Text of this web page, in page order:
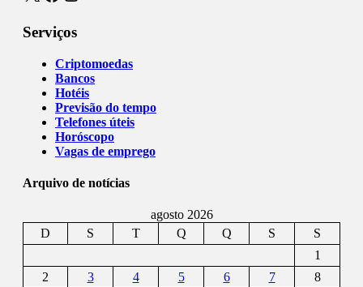
Serviços
Criptomoedas
Bancos
Hotéis
Previsão do tempo
Telefones úteis
Horóscopo
Vagas de emprego
Arquivo de notícias
agosto 2026
D
S T Q Q S
S
1
2
3 4 5 6 7
8